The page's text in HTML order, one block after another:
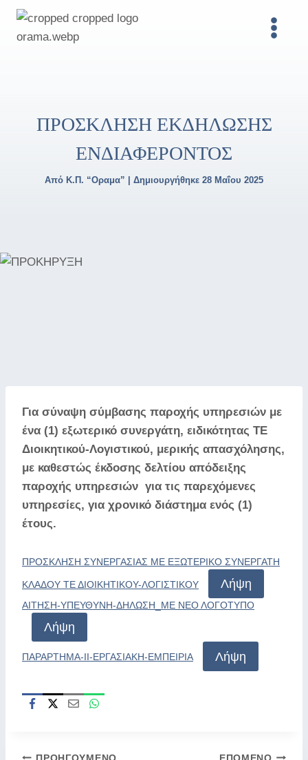
Skip
ΠΡΟΣΚΛΗΣΗ ΕΚΔΗΛΩΣΗΣ
ΕΝΔΙΑΦΕΡΟΝΤΟΣ
Από Κ.Π. “Οραμα” | Δημιουργήθηκε 28 Μαΐου 2025
Για σύναψη σύμβασης παροχής υπηρεσιών με
ένα (1) εξωτερικό συνεργάτη, ειδικότητας ΤΕ
Διοικητικού-Λογιστικού, μερικής απασχόλησης,
με καθεστώς έκδοσης δελτίου απόδειξης
παροχής υπηρεσιών για τις παρεχόμενες
υπηρεσίες, για χρονικό διάστημα ενός (1)
έτους.
ΠΡΟΣΚΛΗΣΗ ΣΥΝΕΡΓΑΣΙΑΣ ΜΕ ΕΞΩΤΕΡΙΚΟ ΣΥΝΕΡΓΑΤΗ
ΚΛΑΔΟΥ ΤΕ ΔΙΟΙΚΗΤΙΚΟΥ-ΛΟΓΙΣΤΙΚΟΥ Λήψη
ΑΙΤΗΣΗ-ΥΠΕΥΘΥΝΗ-ΔΗΛΩΣΗ_ΜΕ ΝΕΟ ΛΟΓΟΤΥΠΟ
Λήψη
ΠΑΡΑΡΤΗΜΑ-ΙΙ-ΕΡΓΑΣΙΑΚΗ-ΕΜΠΕΙΡΙΑ Λήψη